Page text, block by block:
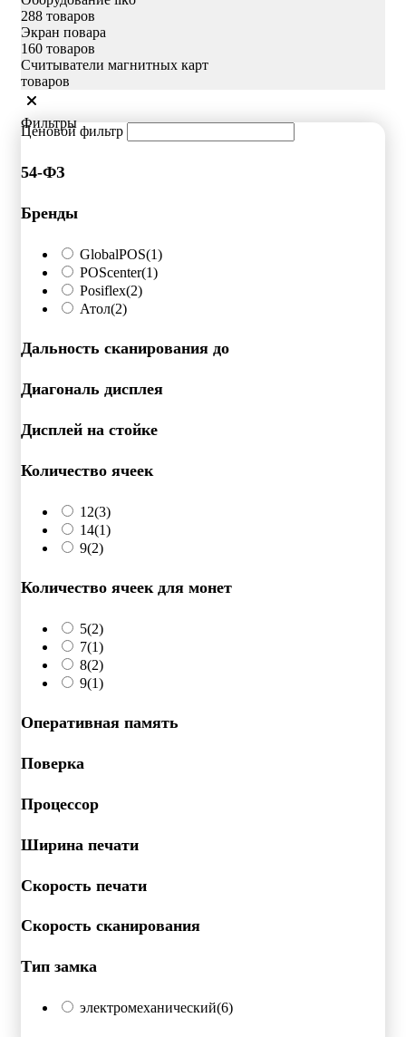
288 товаров
Экран повара
160 товаров
Считыватели магнитных карт
товаров
Фильтры
Ценовой фильтр
54-ФЗ
Бренды
GlobalPOS(1)
POScenter(1)
Posiflex(2)
Атол(2)
Дальность сканирования до
Диагональ дисплея
Дисплей на стойке
Количество ячеек
12(3)
14(1)
9(2)
Количество ячеек для монет
5(2)
7(1)
8(2)
9(1)
Оперативная память
Поверка
Процессор
Ширина печати
Скорость печати
Скорость сканирования
Тип замка
электромеханический(6)